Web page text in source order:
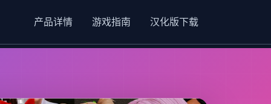
产品详情 游戏指南 汉化版下载